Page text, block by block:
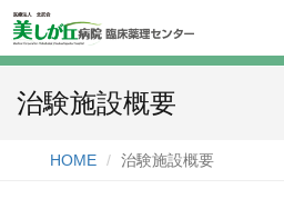
治験施設概要
HOME 治験施設概要